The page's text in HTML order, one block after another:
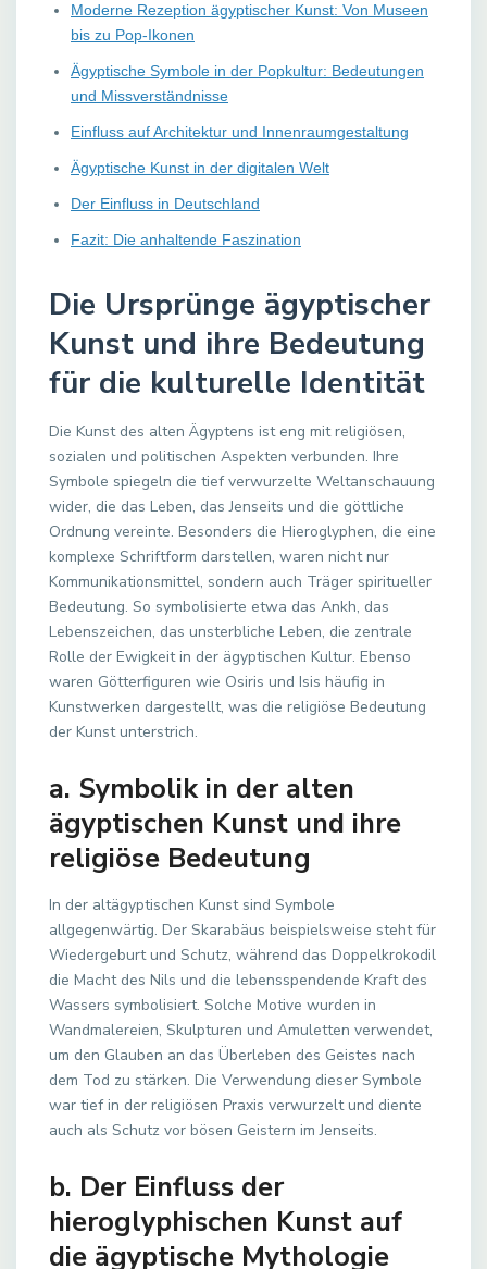
Moderne Rezeption ägyptischer Kunst: Von Museen
bis zu Pop-Ikonen
Ägyptische Symbole in der Popkultur: Bedeutungen
und Missverständnisse
Einfluss auf Architektur und Innenraumgestaltung
Ägyptische Kunst in der digitalen Welt
Der Einfluss in Deutschland
Fazit: Die anhaltende Faszination
Die Ursprünge ägyptischer
Kunst und ihre Bedeutung
für die kulturelle Identität
Die Kunst des alten Ägyptens ist eng mit religiösen,
sozialen und politischen Aspekten verbunden. Ihre
Symbole spiegeln die tief verwurzelte Weltanschauung
wider, die das Leben, das Jenseits und die göttliche
Ordnung vereinte. Besonders die Hieroglyphen, die eine
komplexe Schriftform darstellen, waren nicht nur
Kommunikationsmittel, sondern auch Träger spiritueller
Bedeutung. So symbolisierte etwa das Ankh, das
Lebenszeichen, das unsterbliche Leben, die zentrale
Rolle der Ewigkeit in der ägyptischen Kultur. Ebenso
waren Götterfiguren wie Osiris und Isis häufig in
Kunstwerken dargestellt, was die religiöse Bedeutung
der Kunst unterstrich.
a. Symbolik in der alten
ägyptischen Kunst und ihre
religiöse Bedeutung
In der altägyptischen Kunst sind Symbole
allgegenwärtig. Der Skarabäus beispielsweise steht für
Wiedergeburt und Schutz, während das Doppelkrokodil
die Macht des Nils und die lebensspendende Kraft des
Wassers symbolisiert. Solche Motive wurden in
Wandmalereien, Skulpturen und Amuletten verwendet,
um den Glauben an das Überleben des Geistes nach
dem Tod zu stärken. Die Verwendung dieser Symbole
war tief in der religiösen Praxis verwurzelt und diente
auch als Schutz vor bösen Geistern im Jenseits.
b. Der Einfluss der
hieroglyphischen Kunst auf
die ägyptische Mythologie